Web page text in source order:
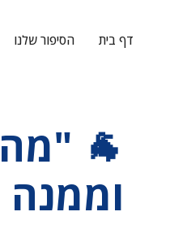
דף בית הסיפור שלנו
🐐